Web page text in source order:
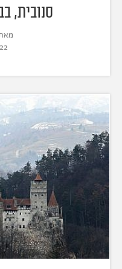
סנובית,
22 ביולי 2019